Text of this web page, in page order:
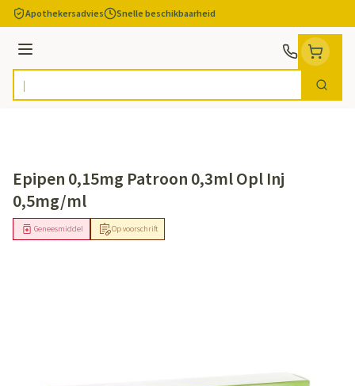
Ga naar de inhoud
Apothekersadvies Snelle beschikbaarheid
Menu
Product, merk, categorie... Zoek
Epipen 0,15mg Patroon 0,3ml Opl Inj
0,5mg/ml
Op voorschrift
Geneesmiddel